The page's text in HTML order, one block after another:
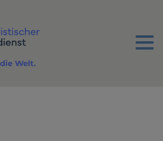
Menu
Welt.